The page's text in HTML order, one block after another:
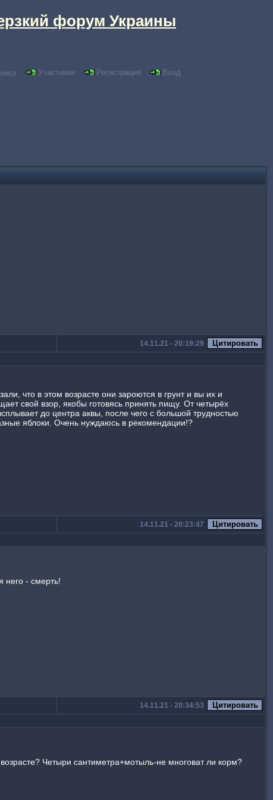
форум Украины
Участники Регистрация Вход
14.11.21 - 20:19:29
что в этом возрасте они зароются в грунт и вы их и
свой взор, якобы готовясь принять пищу. От четырёх
до центра аквы, после чего с большой трудностью
яблоки. Очень нуждаюсь в рекомендации!?
14.11.21 - 20:23:47
- смерть!
14.11.21 - 20:34:53
Четыри сантиметра+мотыль-не многоват ли корм?